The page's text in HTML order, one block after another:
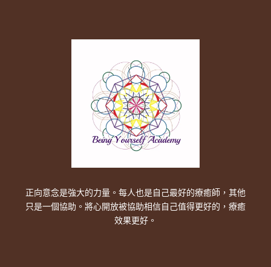
正向意念是強大的力量。每人也是自己最好的療癒師，其他
只是一個協助。將心開放被協助相信自己值得更好的，療癒
效果更好。